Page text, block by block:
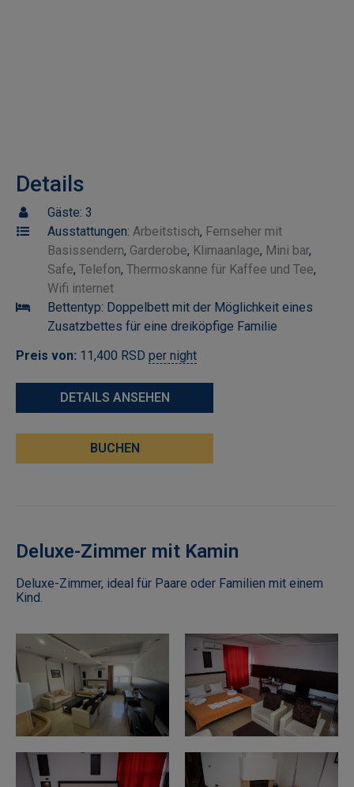
Details
Gäste: 3
Ausstattungen: Arbeitstisch, Fernseher mit
Basissendern, Garderobe, Klimaanlage, Mini bar,
Safe, Telefon, Thermoskanne für Kaffee und Tee,
Wifi internet
Bettentyp: Doppelbett mit der Möglichkeit eines
Zusatzbettes für eine dreiköpfige Familie
Preis von: 11,400 RSD per night
DETAILS ANSEHEN
BUCHEN
Deluxe-Zimmer mit Kamin
Deluxe-Zimmer, ideal für Paare oder Familien mit einem
Kind.